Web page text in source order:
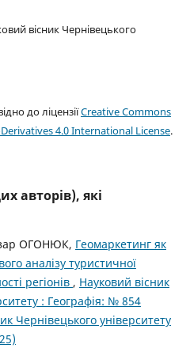
вісник Чернівецького
до ліцензіїCreative Commons
4.0 International License.
авторів), які
ОГОНЮК, Геомаркетинг як
аналізу туристичної
регіонів , Науковий вісник
: Географія: № 854
Чернівецького університету